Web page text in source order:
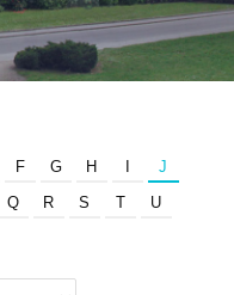
F G H
J
Q R S T
U